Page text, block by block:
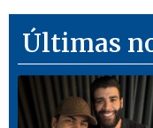
Últimas